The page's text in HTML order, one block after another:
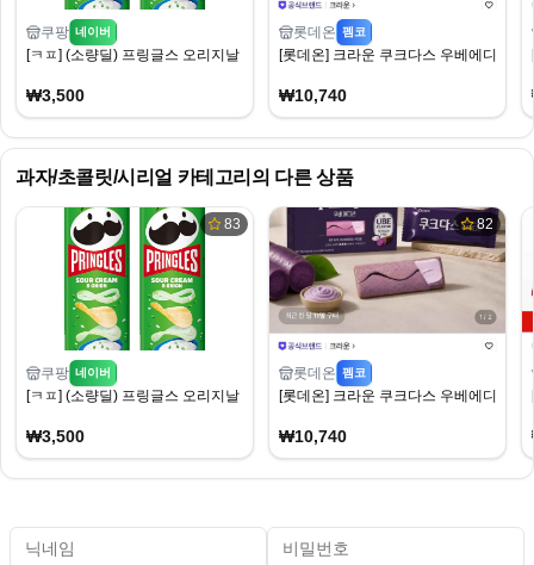
쿠팡 네이버
[ㅋㅍ] (소량딜) 프링글스 오리지날 외 2종 110g, 2개 (3,500원)
₩3,500
롯데온 펨코
[롯데온] 크라운 쿠크다스 우베에디션
₩10,740
과자/초콜릿/시리얼 카테고리의 다른 상품
83
쿠팡 네이버
[ㅋㅍ] (소량딜) 프링글스 오리지날 외 2종 110g, 2개 (3,500원)
₩3,500
82
롯데온 펨코
[롯데온] 크라운 쿠크다스 우베에디션
₩10,740